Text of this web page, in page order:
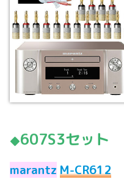
◆607S3セット
marantz M-CR612